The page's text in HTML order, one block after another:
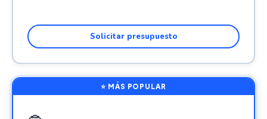
Solicitar presupuesto
⭐ MÁS POPULAR